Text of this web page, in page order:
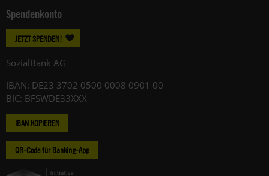
Spendenkonto
JETZT SPENDEN!
SozialBank AG
IBAN: DE23 3702 0500 0008 0901 00
BIC: BFSWDE33XXX
IBAN KOPIEREN
QR-Code für Banking-App